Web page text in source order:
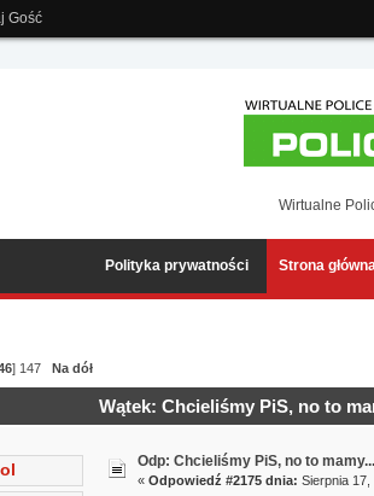
in
Gość
Wirtualne
Polityka prywatności Strona
] 147 Na dół
Wątek: Chcieliśmy PiS, no to
Odp: Chcieliśmy PiS, no to
« Odpowiedź #2175 dnia: Sierpnia